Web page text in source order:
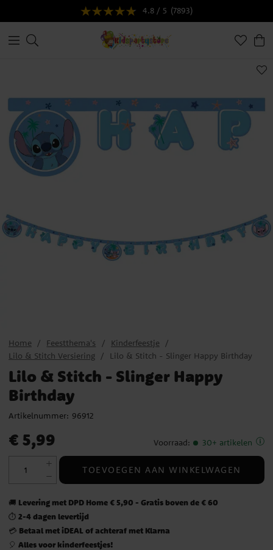
4.8 / 5 (7893)
Home Feestthema's
Kinderfeestje
Lilo & Stitch Versiering
Lilo & Stitch - Slinger Happy Birthday
Lilo & Stitch - Slinger Happy
Birthday
Artikelnummer: 96912
Prijs: € 5,99
€ 5,99 Voorraad: 30+ artikelen
TOEVOEGEN AAN WINKELWAGEN
🚚 Levering met DPD Home € 5,90 - Gratis boven de € 60
⏱️ 2-4 dagen levertijd
💳 Betaal met iDEAL of achteraf met Klarna
🎈 Alles voor kinderfeestjes!